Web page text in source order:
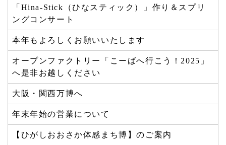
「Hina-Stick（ひなスティック）」作り＆スプリ
ングコンサート
本年もよろしくお願いいたします
オープンファクトリー「こーばへ行こう！2025」
へ是非お越しください
大阪・関西万博へ
年末年始の営業について
【ひがしおおさか体感まち博】のご案内